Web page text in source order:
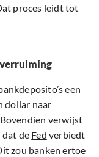
proces leidt tot
een
dollar naar
verwijst
dat de Fed verbiedt
zou banken ertoe